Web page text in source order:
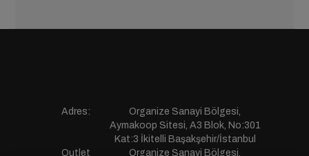
Adres:
Organize Sanayi Bölgesi,
Aymakoop Sitesi, A3 Blok, No:301
Kat:3 İkitelli Başakşehir/İstanbul
Outlet
Organize Sanayi Bölgesi,